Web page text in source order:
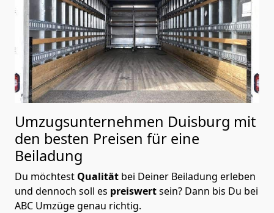
Umzugsunternehmen Duisburg mit
den besten Preisen für eine
Beiladung
Du möchtest Qualität bei Deiner Beiladung erleben
und dennoch soll es preiswertsein? Dann bis Du bei
ABC Umzüge genau richtig.